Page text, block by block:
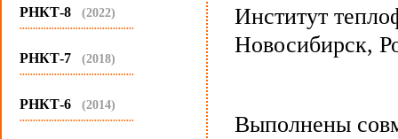
РНКТ-8 (2022)
...........................................
РНКТ-7 (2018)
...........................................
РНКТ-6 (2014)
...........................................
Институт
Новосибирск,
Выполнены